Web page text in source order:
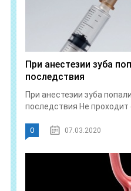
При анестезии зуба
последствия
При анестезии зуба
последствия Не проходит
0 07.03.2020